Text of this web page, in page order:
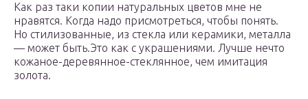
Как раз таки копии натуральных цветов мне не
нравятся. Когда надо присмотреться, чтобы понять.
Но стилизованные, из стекла или керамики, металла
— может быть.Это как с украшениями. Лучше нечто
кожаное-деревянное-стеклянное, чем имитация
золота.